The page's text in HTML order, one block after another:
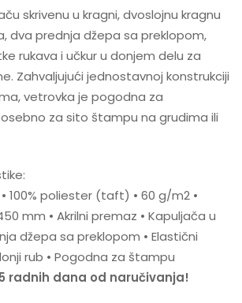
skrivenu u kragni, dvoslojnu kragnu
dva prednja džepa sa preklopom,
rukava i učkur u donjem delu za
Zahvaljujući jednostavnoj konstrukciji
vetrovka je pogodna za
za sito štampu na grudima ili
100% poliester (taft) • 60 g/m2 •
mm • Akrilni premaz • Kapuljača u
džepa sa preklopom • Elastični
rub • Pogodna za štampu
radnih dana od naručivanja!